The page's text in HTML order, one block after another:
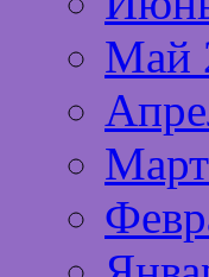
Май